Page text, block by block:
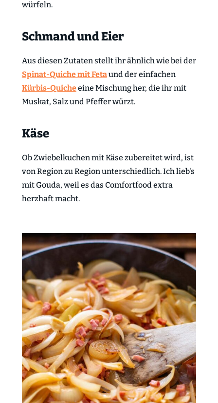
würfeln.
Schmand und Eier
Aus diesen Zutaten stellt ihr ähnlich wie bei der
Spinat-Quiche mit Fetaund der einfachen
Kürbis-Quicheeine Mischung her, die ihr mit
Muskat, Salz und Pfeffer würzt.
Käse
Ob Zwiebelkuchen mit Käse zubereitet wird, ist
von Region zu Region unterschiedlich. Ich lieb's
mit Gouda, weil es das Comfortfood extra
herzhaft macht.